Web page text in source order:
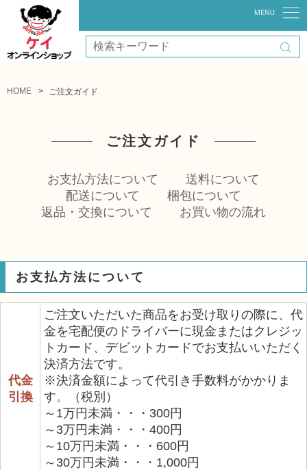
HOME ご注文ガイド
ご注文ガイド
お支払方法について
送料について
配送について
梱包について
返品・交換について
お買い物の流れ
お支払方法について
代金
引換
ご注文いただいた商品をお受け取りの際に、代
金を宅配便のドライバーに現金またはクレジッ
トカード、デビットカードでお支払いいただく
決済方法です。
※決済金額によって代引き手数料がかかりま
す。（税別）
～1万円未満・・・300円
～3万円未満・・・400円
～10万円未満・・・600円
～30万円未満・・・1,000円